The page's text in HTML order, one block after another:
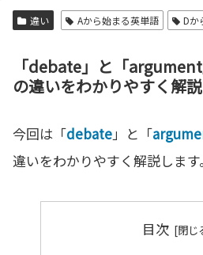
違い Aから始まる英単語 Dか
「debate」と「
の違いをわかりやすく解説
今回は「debate」と「
違いをわかりやすく解説します。
目次